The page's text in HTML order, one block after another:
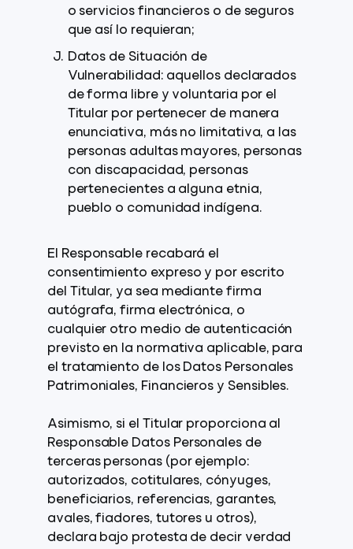
o servicios financieros o de seguros
que así lo requieran;
Datos de Situación de
Vulnerabilidad: aquellos declarados
de forma libre y voluntaria por el
Titular por pertenecer de manera
enunciativa, más no limitativa, a las
personas adultas mayores, personas
con discapacidad, personas
pertenecientes a alguna etnia,
pueblo o comunidad indígena.
El Responsable recabará el
consentimiento expreso y por escrito
del Titular, ya sea mediante firma
autógrafa, firma electrónica, o
cualquier otro medio de autenticación
previsto en la normativa aplicable, para
el tratamiento de los Datos Personales
Patrimoniales, Financieros y Sensibles.
Asimismo, si el Titular proporciona al
Responsable Datos Personales de
terceras personas (por ejemplo:
autorizados, cotitulares, cónyuges,
beneficiarios, referencias, garantes,
avales, fiadores, tutores u otros),
declara bajo protesta de decir verdad